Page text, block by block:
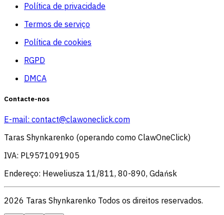
Política de privacidade
Termos de serviço
Política de cookies
RGPD
DMCA
Contacte-nos
E-mail: contact@clawoneclick.com
Taras Shynkarenko (operando como ClawOneClick)
IVA: PL9571091905
Endereço: Heweliusza 11/811, 80-890, Gdańsk
2026 Taras Shynkarenko Todos os direitos reservados.